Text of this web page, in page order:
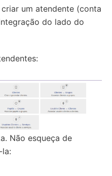
um atendente (conta
do lado do
Não esqueça de